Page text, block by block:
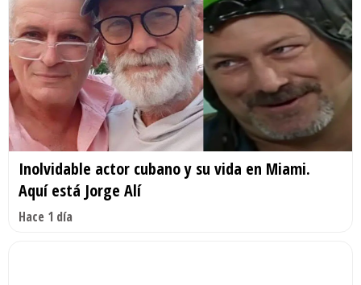
Inolvidable actor cubano y su vida en Miami.
Aquí está Jorge Alí
Hace 1 día